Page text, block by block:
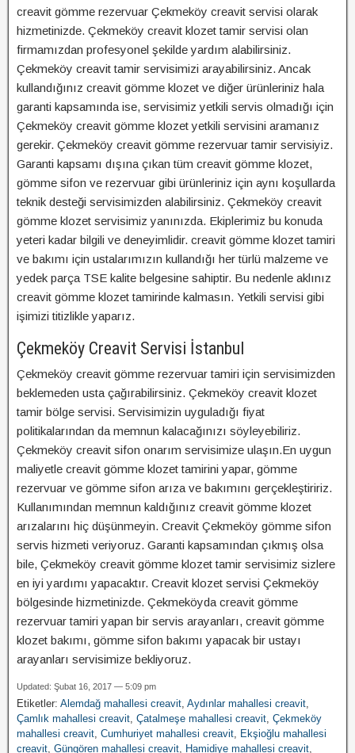
creavit gömme rezervuar Çekmeköy creavit servisi olarak
hizmetinizde. Çekmeköy creavit klozet tamir servisi olan
firmamızdan profesyonel şekilde yardım alabilirsiniz.
Çekmeköy creavit tamir servisimizi arayabilirsiniz. Ancak
kullandığınız creavit gömme klozet ve diğer ürünleriniz hala
garanti kapsamında ise, servisimiz yetkili servis olmadığı için
Çekmeköy creavit gömme klozet yetkili servisini aramanız
gerekir. Çekmeköy creavit gömme rezervuar tamir servisiyiz.
Garanti kapsamı dışına çıkan tüm creavit gömme klozet,
gömme sifon ve rezervuar gibi ürünleriniz için aynı koşullarda
teknik desteği servisimizden alabilirsiniz. Çekmeköy creavit
gömme klozet servisimiz yanınızda. Ekiplerimiz bu konuda
yeteri kadar bilgili ve deneyimlidir. creavit gömme klozet tamiri
ve bakımı için ustalarımızın kullandığı her türlü malzeme ve
yedek parça TSE kalite belgesine sahiptir. Bu nedenle aklınız
creavit gömme klozet tamirinde kalmasın. Yetkili servisi gibi
işimizi titizlikle yaparız.
Çekmeköy Creavit Servisi İstanbul
Çekmeköy creavit gömme rezervuar tamiri için servisimizden
beklemeden usta çağırabilirsiniz. Çekmeköy creavit klozet
tamir bölge servisi. Servisimizin uyguladığı fiyat
politikalarından da memnun kalacağınızı söyleyebiliriz.
Çekmeköy creavit sifon onarım servisimize ulaşın.En uygun
maliyetle creavit gömme klozet tamirini yapar, gömme
rezervuar ve gömme sifon arıza ve bakımını gerçekleştiririz.
Kullanımından memnun kaldığınız creavit gömme klozet
arızalarını hiç düşünmeyin. Creavit Çekmeköy gömme sifon
servis hizmeti veriyoruz. Garanti kapsamından çıkmış olsa
bile, Çekmeköy creavit gömme klozet tamir servisimiz sizlere
en iyi yardımı yapacaktır. Creavit klozet servisi Çekmeköy
bölgesinde hizmetinizde. Çekmeköyda creavit gömme
rezervuar tamiri yapan bir servis arayanları, creavit gömme
klozet bakımı, gömme sifon bakımı yapacak bir ustayı
arayanları servisimize bekliyoruz.
Updated: Şubat 16, 2017 — 5:09 pm
Etiketler: Alemdağ mahallesi creavit Aydınlar mahallesi creavit
Çamlık mahallesi creavit Çatalmeşe mahallesi creavit Çekmeköy
mahallesi creavit Cumhuriyet mahallesi creavit Ekşioğlu mahallesi
creavit Güngören mahallesi creavit Hamidiye mahallesi creavit